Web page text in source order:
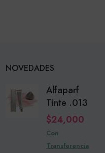
NOVEDADES
Alfaparf
Tinte .013
$24,000
Con
Transferencia